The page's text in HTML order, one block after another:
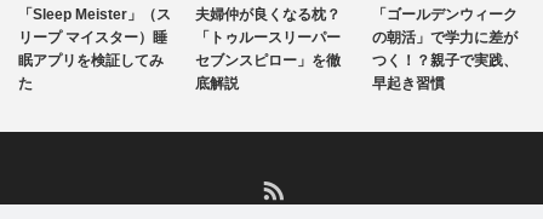
「Sleep Meister」（ス
リープ マイスター）睡
眠アプリを検証してみ
た
夫婦仲が良くなる枕？
「トゥルースリーパー
セブンスピロー」を徹
底解説
「ゴールデンウィーク
の朝活」で学力に差が
つく！？親子で実践、
早起き習慣